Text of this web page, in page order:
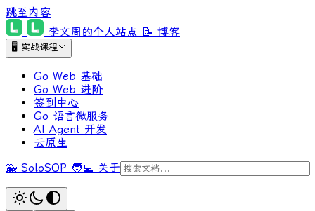
跳至内容
李文周的个人站点 📝 博客
🖥 实战课程
Go Web 基础
Go Web 进阶
签到中心
Go 语言微服务
AI Agent 开发
云原生
🐳 SoloSOP 🧑‍💻 关于